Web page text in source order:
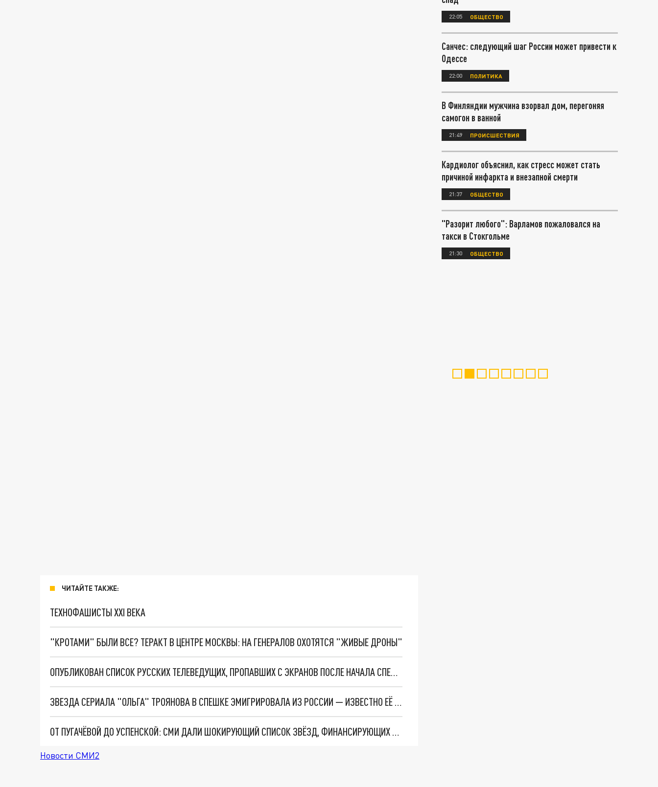
ЧИТАЙТЕ ТАКЖЕ:
ТЕХНОФАШИСТЫ XXI ВЕКА
"КРОТАМИ" БЫЛИ ВСЕ? ТЕРАКТ В ЦЕНТРЕ МОСКВЫ: НА ГЕНЕРАЛОВ ОХОТЯТСЯ "ЖИВЫЕ ДРОНЫ"
ОПУБЛИКОВАН СПИСОК РУССКИХ ТЕЛЕВЕДУЩИХ, ПРОПАВШИХ С ЭКРАНОВ ПОСЛЕ НАЧАЛА СПЕЦОПЕРАЦИИ
ЗВЕЗДА СЕРИАЛА "ОЛЬГА" ТРОЯНОВА В СПЕШКЕ ЭМИГРИРОВАЛА ИЗ РОССИИ — ИЗВЕСТНО ЕЁ МЕСТОНАХОЖДЕНИЕ
ОТ ПУГАЧЁВОЙ ДО УСПЕНСКОЙ: СМИ ДАЛИ ШОКИРУЮЩИЙ СПИСОК ЗВЁЗД, ФИНАНСИРУЮЩИХ ВСУ
Новости СМИ2
22:05 ОБЩЕСТВО
Санчес: следующий шаг России может привести к
Одессе
22:00 ПОЛИТИКА
В Финляндии мужчина взорвал дом, перегоняя
самогон в ванной
21:49 ПРОИСШЕСТВИЯ
Кардиолог объяснил, как стресс может стать
причиной инфаркта и внезапной смерти
21:37 ОБЩЕСТВО
"Разорит любого": Варламов пожаловался на
такси в Стокгольме
21:30 ОБЩЕСТВО